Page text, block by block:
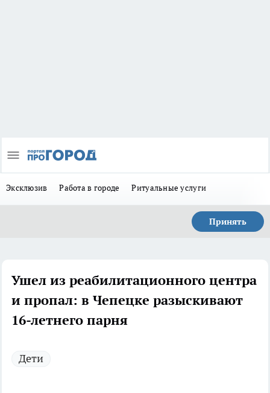
Эксклюзив Работа в городе Ритуальные услуги
Принять
Ушел из реабилитационного центра
и пропал: в Чепецке разыскивают
16-летнего парня
Дети